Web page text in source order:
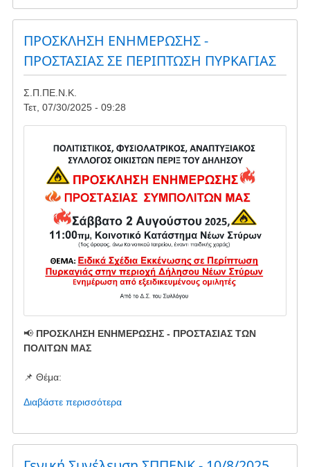
Γενική
Συνέλευση
ΣΠΠΕΝΚ
10/8/2025
ΠΡΟΣΚΛΗΣΗ ΕΝΗΜΕΡΩΣΗΣ -
ΠΡΟΣΤΑΣΙΑΣ ΣΕ ΠΕΡΙΠΤΩΣΗ ΠΥΡΚΑΓΙΑΣ
Σ.Π.ΠΕ.Ν.Κ.
Τετ, 07/30/2025 - 09:28
📢 ΠΡΟΣΚΛΗΣΗ ΕΝΗΜΕΡΩΣΗΣ - ΠΡΟΣΤΑΣΙΑΣ ΤΩΝ
ΠΟΛΙΤΩΝ ΜΑΣ
📌 Θέμα:
Διαβάστε περισσότεραγια
ΠΡΟΣΚΛΗΣΗ
ΕΝΗΜΕΡΩΣΗΣ